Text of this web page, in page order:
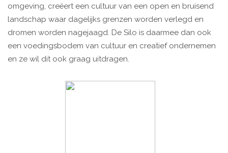
omgeving, creëert een cultuur van een open en bruisend
landschap waar dagelijks grenzen worden verlegd en
dromen worden nagejaagd. De Silo is daarmee dan ook
een voedingsbodem van cultuur en creatief ondernemen
en ze wil dit ook graag uitdragen.